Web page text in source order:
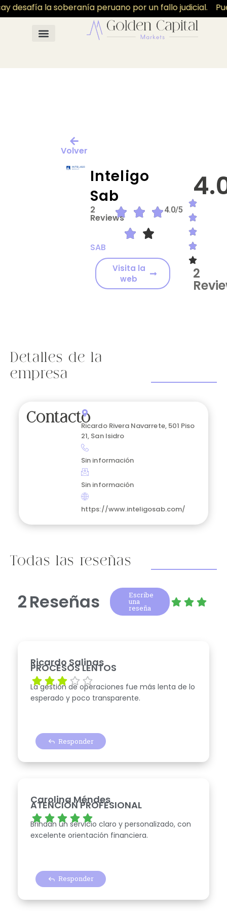
desafía la soberanía peruano por un fallo judicial.
Volver
Inteligo
Sab
2
Reviews
4.0/5
SAB
Visita la
web
2
Detalles de la
empresa
ContactoRicardo Rivera Navarrete, 501 Piso
21, San Isidro
Sin información
Sin información
https://www.inteligosab.com/
Todas las reseñas
2Reseñas Escribe
una
reseña
Ricardo Salinas
PROCESOS LENTOS
La gestión de operaciones fue más lenta de lo
esperado y poco transparente.
Responder
Carolina Méndes
ATENCIÓN PROFESIONAL
Brindan un servicio claro y personalizado, con
excelente orientación financiera.
Responder